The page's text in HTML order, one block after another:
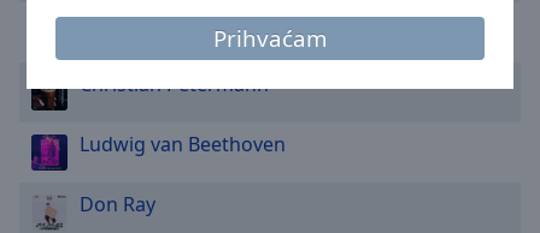
Prihvaćam
Background
Opacity
Bar Lounge
Christian Petermann
Ludwig van Beethoven
Don Ray